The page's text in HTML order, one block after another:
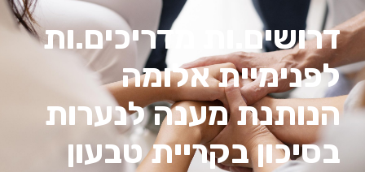
דרושים.ות מדריכים.ות
לפנימיית אלומה
הנותנת מענה לנערות
בסיכון בקריית טבעון